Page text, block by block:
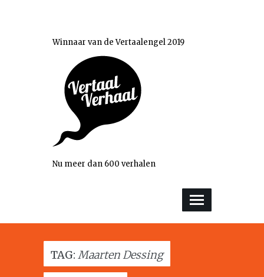
Winnaar van de Vertaalengel 2019
Nu meer dan 600 verhalen
TAG: Maarten Dessing